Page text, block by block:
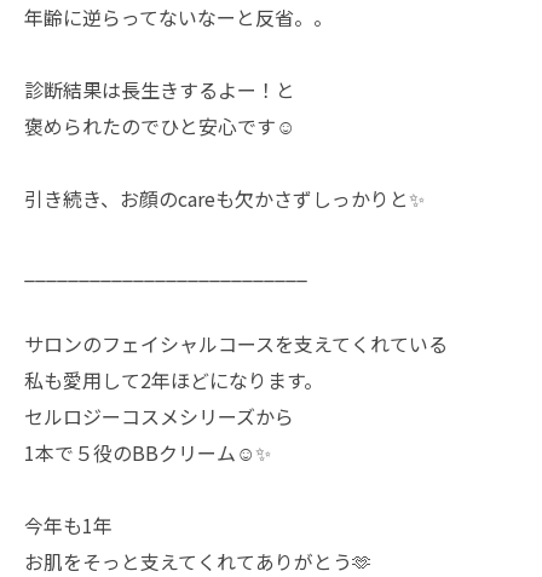
年齢に逆らってないなーと反省。。
診断結果は長生きするよー！と
褒められたのでひと安心です☺︎
引き続き、お顔のcareも欠かさずしっかりと✨
サロンのフェイシャルコースを支えてくれている
私も愛用して2年ほどになります。
セルロジーコスメシリーズから
1本で５役のBBクリーム☺︎✨
今年も1年
お肌をそっと支えてくれてありがとう🫶